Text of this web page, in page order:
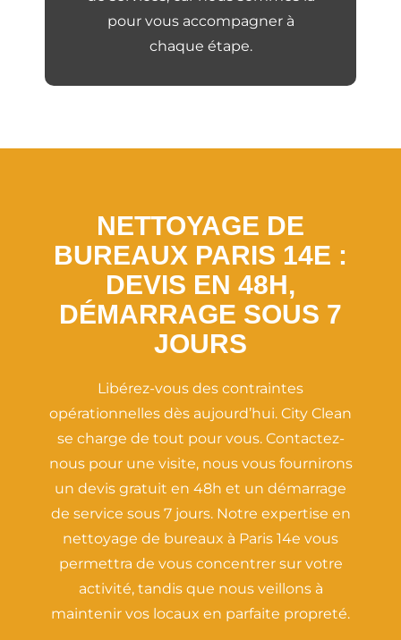
pour vous accompagner à
chaque étape.
NETTOYAGE DE
BUREAUX PARIS 14E :
DEVIS EN 48H,
DÉMARRAGE SOUS 7
JOURS
Libérez-vous des contraintes
opérationnelles dès aujourd’hui. City Clean
se charge de tout pour vous. Contactez-
nous pour une visite, nous vous fournirons
un devis gratuit en 48h et un démarrage
de service sous 7 jours. Notre expertise en
nettoyage de bureaux à Paris 14e vous
permettra de vous concentrer sur votre
activité, tandis que nous veillons à
maintenir vos locaux en parfaite propreté.